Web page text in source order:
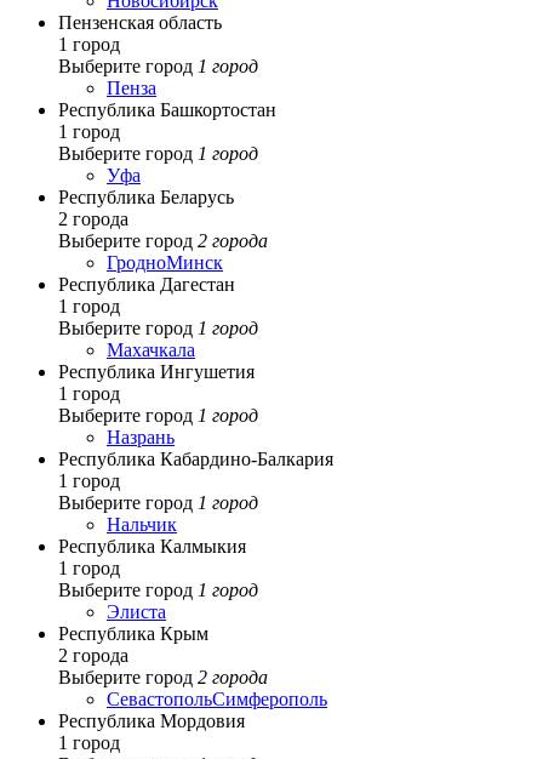
Пензенская область
1 город
Выберите город 1 город
Пенза
Республика Башкортостан
1 город
Выберите город 1 город
Уфа
Республика Беларусь
2 города
Выберите город 2 города
ГродноМинск
Республика Дагестан
1 город
Выберите город 1 город
Махачкала
Республика Ингушетия
1 город
Выберите город 1 город
Назрань
Республика Кабардино-Балкария
1 город
Выберите город 1 город
Нальчик
Республика Калмыкия
1 город
Выберите город 1 город
Элиста
Республика Крым
2 города
Выберите город 2 города
СевастопольСимферополь
Республика Мордовия
1 город